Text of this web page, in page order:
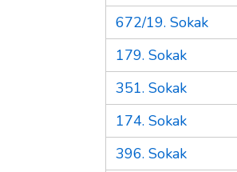
672/19. Sokak
179. Sokak
351. Sokak
174. Sokak
396. Sokak